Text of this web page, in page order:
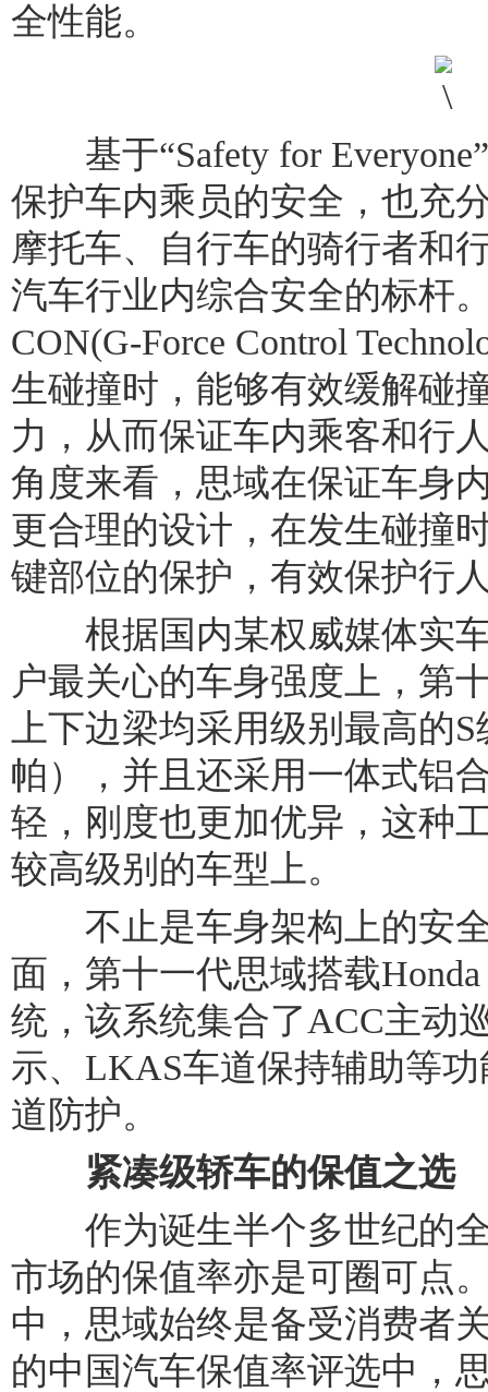
全性能。
基于“Safety for
保护车内乘员的安全，也充
摩托车、自行车的骑行者和
汽车行业内综合安全的标杆
CON(G-Force Control
生碰撞时，能够有效缓解碰
力，从而保证车内乘客和行
角度来看，思域在保证车身
更合理的设计，在发生碰撞
键部位的保护，有效保护行
根据国内某权威媒体实车
户最关心的车身强度上，第
上下边梁均采用级别最高的
帕），并且还采用一体式铝
轻，刚度也更加优异，这种
较高级别的车型上。
不止是车身架构上的安全
面，第十一代思域搭载
统，该系统集合了ACC主动
示、LKAS车道保持辅助等
道防护。
紧凑级轿车的保值之选
作为诞生半个多世纪的全
市场的保值率亦是可圈可点
中，思域始终是备受消费者
的中国汽车保值率评选中，